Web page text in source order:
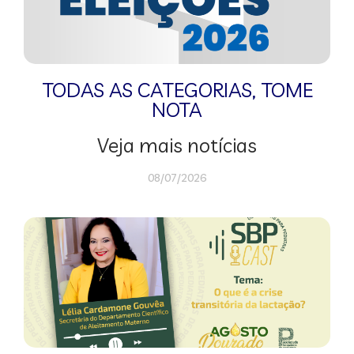
TODAS AS CATEGORIAS, TOME
NOTA
Veja mais notícias
08/07/2026